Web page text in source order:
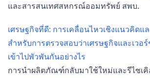
และสารสนเทศสหกรณ์ออมทรัพย์ สพบ.
เศรษฐกิจที่ดี: การเคลื่อนไหวเชิงแนวคิดแ
สำหรับการตรวจสอบว่าเศรษฐกิจและเวอ
เข้าไปพัวพันกันอย่างไร
การนำผลิตภัณฑ์กลับมาใช้ใหม่และรีไซเ